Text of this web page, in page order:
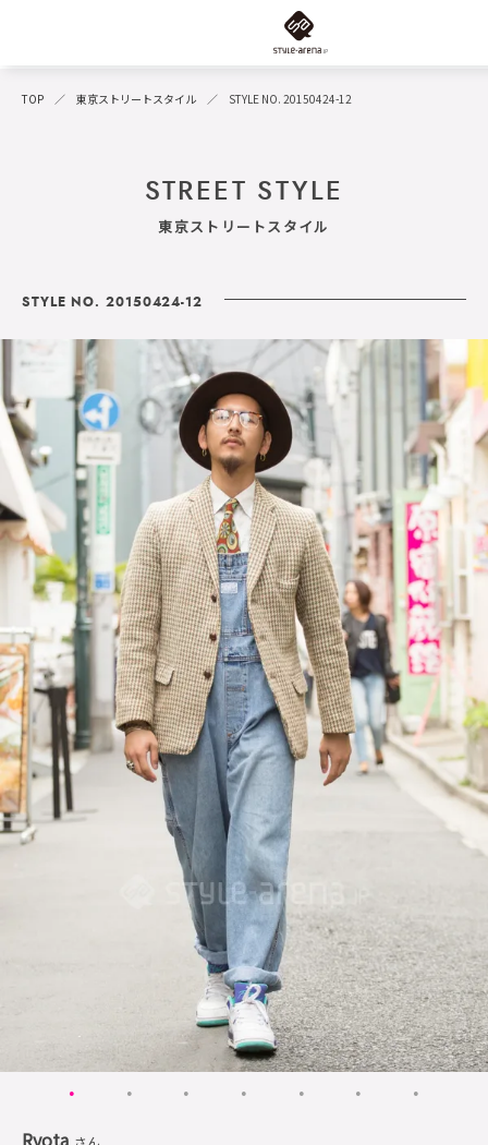
TOP 東京ストリートスタイル STYLE NO. 20150424-12
STREET STYLE
東京ストリートスタイル
STYLE NO. 20150424-12
Ryota さん